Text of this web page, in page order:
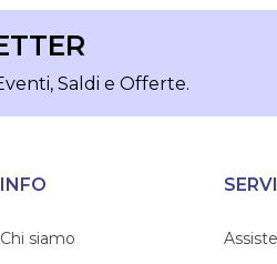
Saldi e Offerte.
INFO
Chi siamo